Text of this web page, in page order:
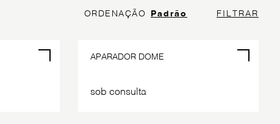
ORDENAÇÃO Padrão FILTRAR
APARADOR DOME
sob consulta